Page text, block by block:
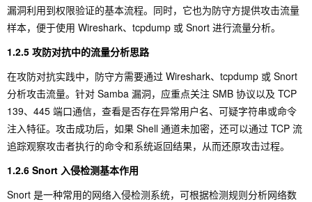
漏洞利用到权限验证的基本流程。同时，它也为防守方提供攻击流量
样本，便于使用 Wireshark、tcpdump 或 Snort 进行流量分析。
1.2.5 攻防对抗中的流量分析思路
在攻防对抗实践中，防守方需要通过 Wireshark、tcpdump 或 Snort
分析攻击流量。针对 Samba 漏洞，应重点关注 SMB 协议以及 TCP
139、445 端口通信，查看是否存在异常用户名、可疑字符串或命令
注入特征。攻击成功后，如果 Shell 通道未加密，还可以通过 TCP 流
追踪观察攻击者执行的命令和系统返回结果，从而还原攻击过程。
1.2.6 Snort 入侵检测基本作用
Snort 是一种常用的网络入侵检测系统，可根据检测规则分析网络数